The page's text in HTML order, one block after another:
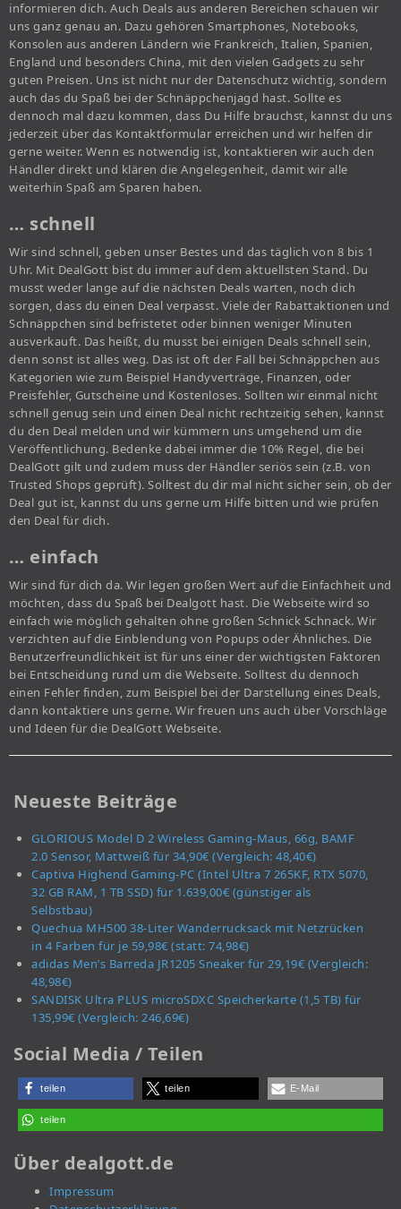
informieren dich. Auch Deals aus anderen Bereichen schauen wir
uns ganz genau an. Dazu gehören Smartphones, Notebooks,
Konsolen aus anderen Ländern wie Frankreich, Italien, Spanien,
England und besonders China, mit den vielen Gadgets zu sehr
guten Preisen. Uns ist nicht nur der Datenschutz wichtig, sondern
auch das du Spaß bei der Schnäppchenjagd hast. Sollte es
dennoch mal dazu kommen, dass Du Hilfe brauchst, kannst du uns
jederzeit über das Kontaktformular erreichen und wir helfen dir
gerne weiter. Wenn es notwendig ist, kontaktieren wir auch den
Händler direkt und klären die Angelegenheit, damit wir alle
weiterhin Spaß am Sparen haben.
… schnell
Wir sind schnell, geben unser Bestes und das täglich von 8 bis 1
Uhr. Mit DealGott bist du immer auf dem aktuellsten Stand. Du
musst weder lange auf die nächsten Deals warten, noch dich
sorgen, dass du einen Deal verpasst. Viele der Rabattaktionen und
Schnäppchen sind befristetet oder binnen weniger Minuten
ausverkauft. Das heißt, du musst bei einigen Deals schnell sein,
denn sonst ist alles weg. Das ist oft der Fall bei Schnäppchen aus
Kategorien wie zum Beispiel Handyverträge, Finanzen, oder
Preisfehler, Gutscheine und Kostenloses. Sollten wir einmal nicht
schnell genug sein und einen Deal nicht rechtzeitig sehen, kannst
du den Deal melden und wir kümmern uns umgehend um die
Veröffentlichung. Bedenke dabei immer die 10% Regel, die bei
DealGott gilt und zudem muss der Händler seriös sein (z.B. von
Trusted Shops geprüft). Solltest du dir mal nicht sicher sein, ob der
Deal gut ist, kannst du uns gerne um Hilfe bitten und wie prüfen
den Deal für dich.
… einfach
Wir sind für dich da. Wir legen großen Wert auf die Einfachheit und
möchten, dass du Spaß bei Dealgott hast. Die Webseite wird so
einfach wie möglich gehalten ohne großen Schnick Schnack. Wir
verzichten auf die Einblendung von Popups oder Ähnliches. Die
Benutzerfreundlichkeit ist für uns einer der wichtigsten Faktoren
bei Entscheidung rund um die Webseite. Solltest du dennoch
einen Fehler finden, zum Beispiel bei der Darstellung eines Deals,
dann kontaktiere uns gerne. Wir freuen uns auch über Vorschläge
und Ideen für die DealGott Webseite.
Neueste Beiträge
GLORIOUS Model D 2 Wireless Gaming-Maus, 66g, BAMF
2.0 Sensor, Mattweiß für 34,90€ (Vergleich: 48,40€)
Captiva Highend Gaming-PC (Intel Ultra 7 265KF, RTX 5070,
32 GB RAM, 1 TB SSD) für 1.639,00€ (günstiger als
Selbstbau)
Quechua MH500 38-Liter Wanderrucksack mit Netzrücken
in 4 Farben für je 59,98€ (statt: 74,98€)
adidas Men’s Barreda JR1205 Sneaker für 29,19€ (Vergleich:
48,98€)
SANDISK Ultra PLUS microSDXC Speicherkarte (1,5 TB) für
135,99€ (Vergleich: 246,69€)
Social Media / Teilen
teilen teilen E-Mail
teilen
Über dealgott.de
Impressum